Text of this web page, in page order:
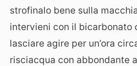
strofinalo bene sulla
intervieni con il bicarbonato
lasciare agire per un’ora
risciacqua con abbondante